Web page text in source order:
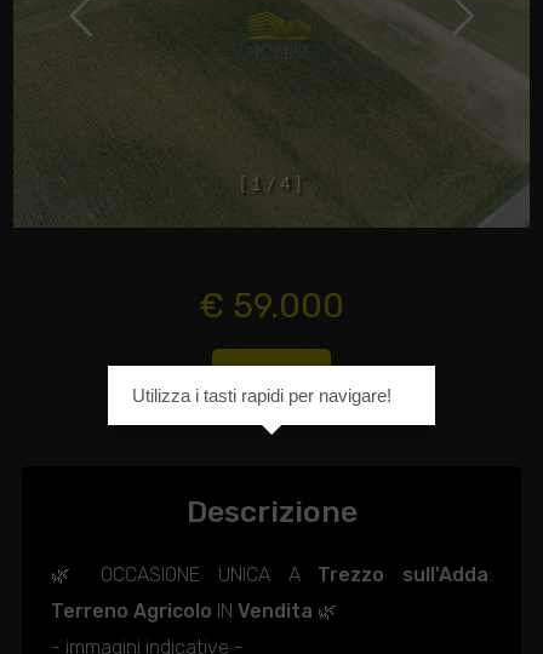
1 / 4
€ 59.000
Cod. 448
Descrizione
🌿 OCCASIONE UNICA A Trezzo sull'Adda:
Terreno Agricolo INVendita 🌿
- immagini indicative -
Utilizza i tasti rapidi per navigare!